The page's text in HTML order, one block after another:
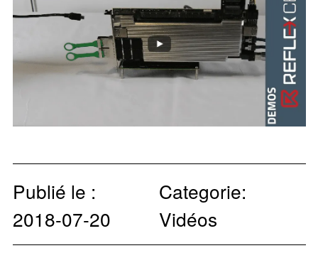
Publié le :
2018-07-20
Categorie:
Vidéos